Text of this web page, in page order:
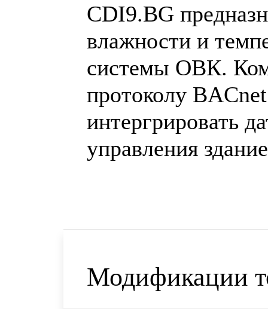
CDI9.BG
влажности и
системы ОВК.
протоколу
интергрировать
управления
Модификации